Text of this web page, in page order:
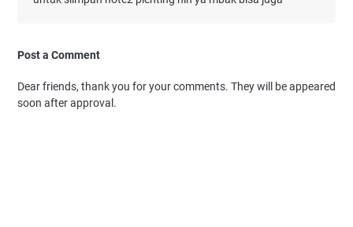
Post a Comment
Dear friends, thank you for your comments. They will be appeared
soon after approval.